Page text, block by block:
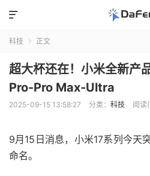

科技  正文
超大杯还在！小米全新产
Pro-Pro Max-Ultra
2025-09-15 13:58:27 分类： 科技 阅读
9月15日消息，小米17系列今天
命名。